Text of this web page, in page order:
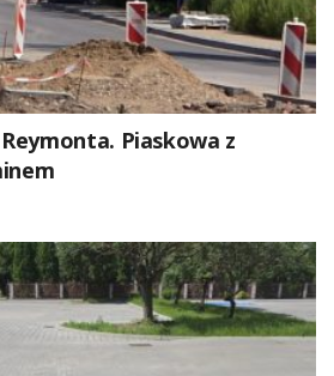
Piaskowa z